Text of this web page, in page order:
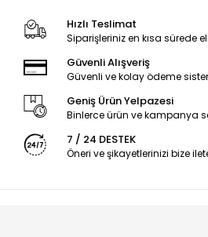
Hızlı Teslimat
Siparişleriniz en kısa sürede
Güvenli Alışveriş
Güvenli ve kolay ödeme
Geniş Ürün Yelpazesi
Binlerce ürün ve kampanya
7 / 24 DESTEK
Öneri ve şikayetlerinizi bize